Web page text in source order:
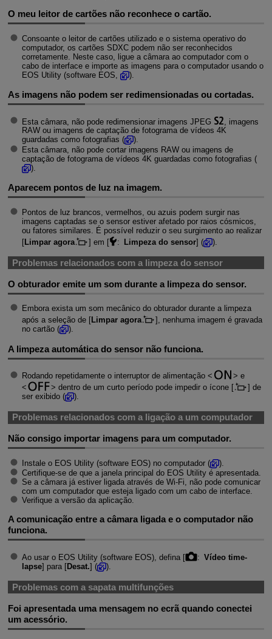
O meu leitor de cartões não reconhece o cartão.
Consoante o leitor de cartões utilizado e o sistema operativo do
computador, os cartões SDXC podem não ser reconhecidos
corretamente. Neste caso, ligue a câmara ao computador com o
cabo de interface e importe as imagens para o computador usando o
EOS Utility (software EOS,
).
As imagens não podem ser redimensionadas ou cortadas.
Esta câmara, não pode redimensionar imagens JPEG
, imagens
RAW ou imagens de captação de fotograma de vídeos 4K
guardadas como fotografias (
).
Esta câmara, não pode cortar imagens RAW ou imagens de
captação de fotograma de vídeos 4K guardadas como fotografias (
).
Aparecem pontos de luz na imagem.
Pontos de luz brancos, vermelhos, ou azuis podem surgir nas
imagens captadas se o sensor estiver afetado por raios cósmicos,
ou fatores similares. É possível reduzir o seu surgimento ao realizar
[Limpar agora ] em [ : Limpeza do sensor] ( ).
Problemas relacionados com a limpeza do sensor
O obturador emite um som durante a limpeza do sensor.
Embora exista um som mecânico do obturador durante a limpeza
após a seleção de [Limpar agora
], nenhuma imagem é gravada
no cartão (
).
A limpeza automática do sensor não funciona.
Rodando repetidamente o interruptor de alimentação
e
dentro de um curto período pode impedir o ícone [
] de
ser exibido (
).
Problemas relacionados com a ligação a um computador
Não consigo importar imagens para um computador.
Instale o EOS Utility (software EOS) no computador (
).
Certifique-se de que a janela principal do EOS Utility é apresentada.
Se a câmara já estiver ligada através de Wi-Fi , não pode comunicar
com um computador que esteja ligado com um cabo de interface.
Verifique a versão da aplicação.
A comunicação entre a câmara ligada e o computador não
funciona.
Ao usar o EOS Utility (software EOS), defina [ : Vídeo time-
lapse] para [Desat.] ( ).
Problemas com a sapata multifunções
Foi apresentada uma mensagem no ecrã quando conectei
um acessório.